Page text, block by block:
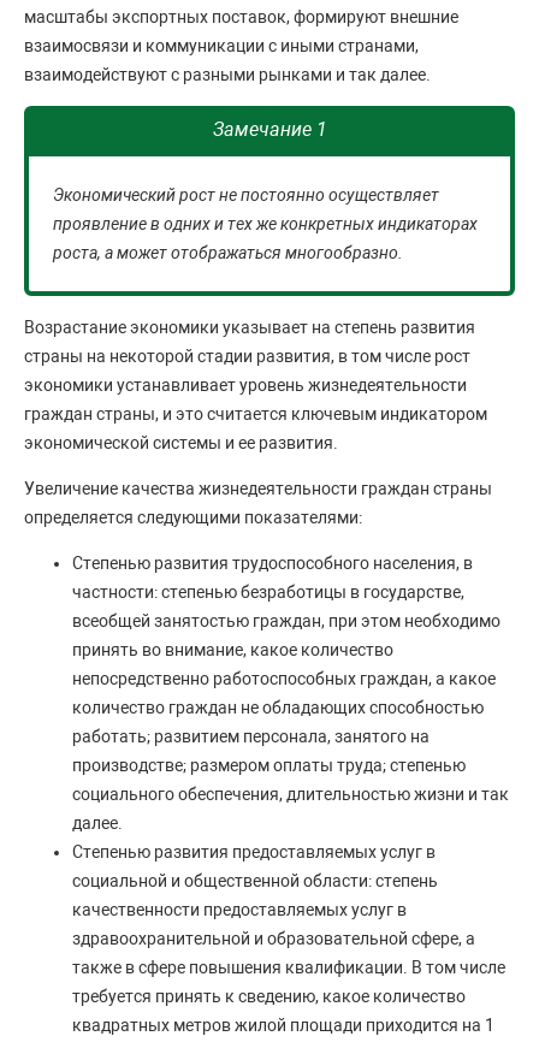
масштабы экспортных поставок, формируют внешние
взаимосвязи и коммуникации с иными странами,
взаимодействуют с разными рынками и так далее.
Замечание 1
Экономический рост не постоянно осуществляет
проявление в одних и тех же конкретных индикаторах
роста, а может отображаться многообразно.
Возрастание экономики указывает на степень развития
страны на некоторой стадии развития, в том числе рост
экономики устанавливает уровень жизнедеятельности
граждан страны, и это считается ключевым индикатором
экономической системы и ее развития.
Увеличение качества жизнедеятельности граждан страны
определяется следующими показателями:
Степенью развития трудоспособного населения, в
частности: степенью безработицы в государстве,
всеобщей занятостью граждан, при этом необходимо
принять во внимание, какое количество
непосредственно работоспособных граждан, а какое
количество граждан не обладающих способностью
работать; развитием персонала, занятого на
производстве; размером оплаты труда; степенью
социального обеспечения, длительностью жизни и так
далее.
Степенью развития предоставляемых услуг в
социальной и общественной области: степень
качественности предоставляемых услуг в
здравоохранительной и образовательной сфере, а
также в сфере повышения квалификации. В том числе
требуется принять к сведению, какое количество
квадратных метров жилой площади приходится на 1